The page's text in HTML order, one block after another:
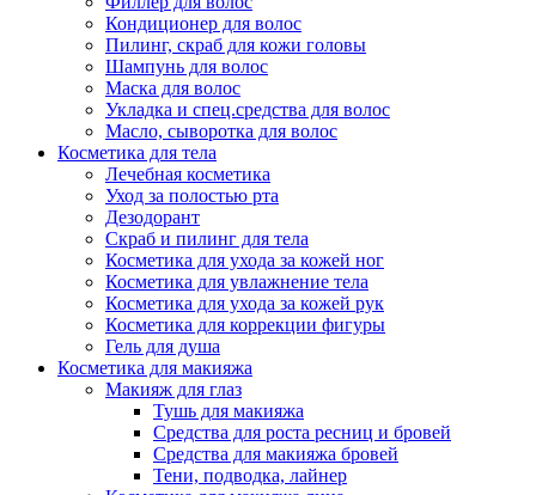
Кондиционер для волос
Пилинг, скраб для кожи головы
Шампунь для волос
Маска для волос
Укладка и спец.средства для волос
Масло, сыворотка для волос
Косметика для тела
Лечебная косметика
Уход за полостью рта
Дезодорант
Скраб и пилинг для тела
Косметика для ухода за кожей ног
Косметика для увлажнение тела
Косметика для ухода за кожей рук
Косметика для коррекции фигуры
Гель для душа
Косметика для макияжа
Макияж для глаз
Тушь для макияжа
Средства для роста ресниц и бровей
Средства для макияжа бровей
Тени, подводка, лайнер